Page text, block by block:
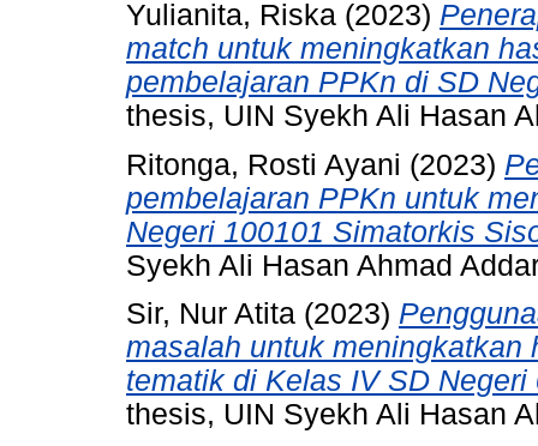
Yulianita, Riska (2023)
match untuk meningkatkan
pembelajaran PPKn di SD
thesis, UIN Syekh Ali Hasan
Ritonga, Rosti Ayani (2023)
pembelajaran PPKn untuk
Negeri 100101 Simatorkis
Syekh Ali Hasan Ahmad
Sir, Nur Atita (2023)
masalah untuk meningkatkan
tematik di Kelas IV SD
thesis, UIN Syekh Ali Hasan